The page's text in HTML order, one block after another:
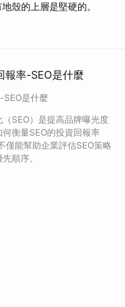
殼的上層是堅硬的。
報率-SEO是什麼
SEO是什麼
SEO）是提高品牌曝光度
衡量SEO的投資回報率
僅能幫助企業評估SEO策略
順序。